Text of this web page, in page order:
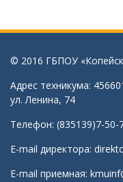
© 2016 ГБПОУ
Адрес техникума:
ул. Ленина, 74
Телефон: (835139)7-50-
E-mail директора:
E-mail приемная: